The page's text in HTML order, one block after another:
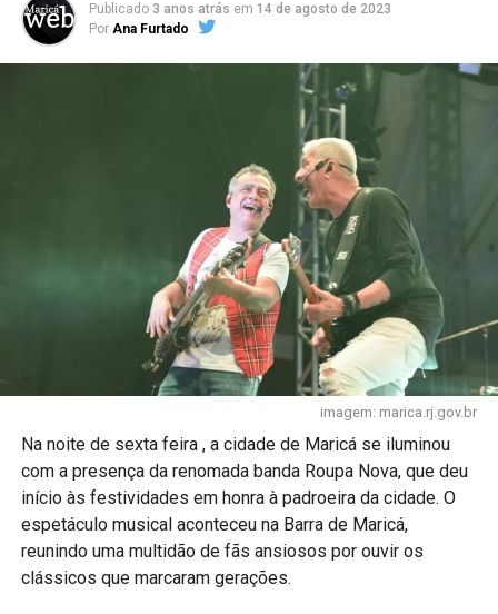
Publicado 3 anos atrás em 14 de agosto de 2023
Por Ana Furtado
imagem: marica.rj.gov.br
Na noite de sexta feira , a cidade de Maricá se iluminou
com a presença da renomada banda Roupa Nova, que deu
início às festividades em honra à padroeira da cidade. O
espetáculo musical aconteceu na Barra de Maricá,
reunindo uma multidão de fãs ansiosos por ouvir os
clássicos que marcaram gerações.